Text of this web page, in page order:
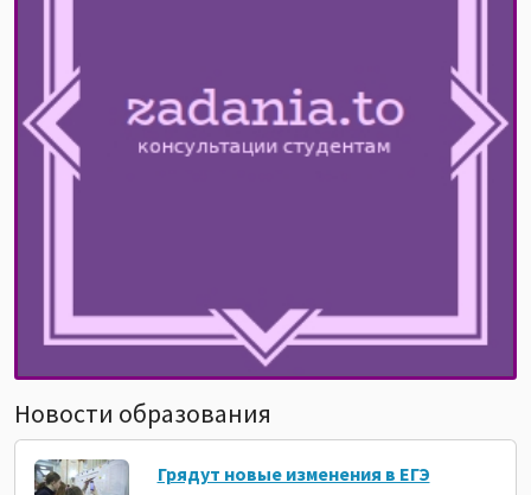
Новости образования
Грядут новые изменения в ЕГЭ